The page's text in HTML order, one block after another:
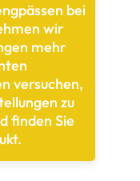
bei
wir
mehr
versuchen,
zu
finden Sie